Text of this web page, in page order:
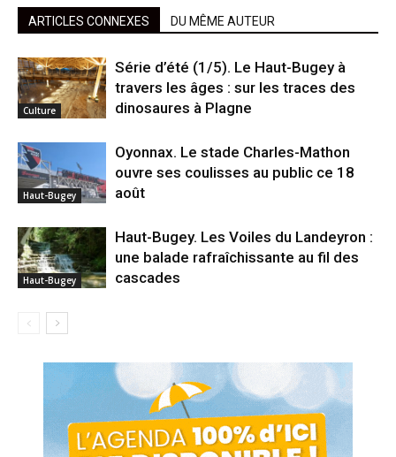
ARTICLES CONNEXES DU MÊME AUTEUR
Culture
Série d’été (1/5). Le Haut-Bugey à
travers les âges : sur les traces des
dinosaures à Plagne
Haut-Bugey
Oyonnax. Le stade Charles-Mathon
ouvre ses coulisses au public ce 18
août
Haut-Bugey
Haut-Bugey. Les Voiles du Landeyron :
une balade rafraîchissante au fil des
cascades